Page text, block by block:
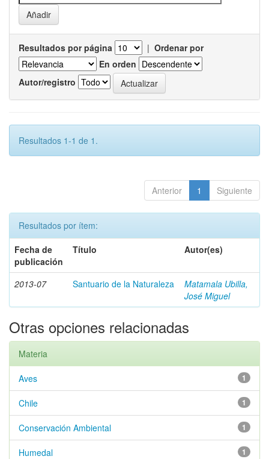
Resultados por página | Ordenar por
En orden
Autor/registro
Resultados 1-1 de 1.
Anterior 1 Siguiente
Resultados por ítem:
Fecha de
publicación
Título Autor(es)
2013-07 Santuario de la Naturaleza
Matamala Ubilla,
José Miguel
Otras opciones relacionadas
Materia
1
Aves
1
Chile
1
Conservación Ambiental
1
Humedal